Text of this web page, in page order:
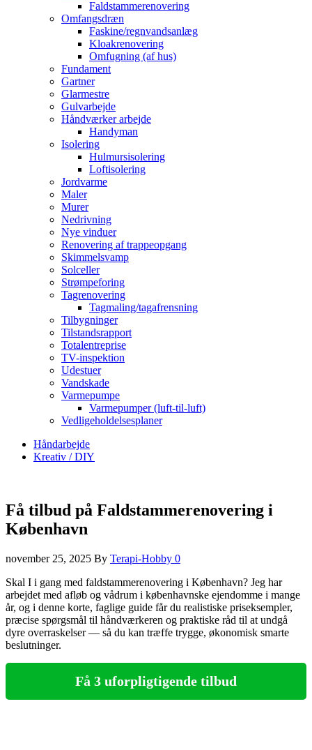
Faldstammerenovering
Omfangsdræn
Faskine/regnvandsanlæg
Kloakrenovering
Omfugning (af hus)
Fundament
Gartner
Glarmestre
Gulvarbejde
Håndværker arbejde
Handyman
Isolering
Hulmursisolering
Loftisolering
Jordvarme
Maler
Murer
Nedrivning
Nye vinduer
Renovering af trappeopgang
Skimmelsvamp
Solceller
Strømpeforing
Tagrenovering
Tagmaling/tagafrensning
Tilbygninger
Tilstandsrapport
Totalentreprise
TV-inspektion
Udestuer
Vandskade
Varmepumpe
Varmepumper (luft-til-luft)
Vedligeholdelsesplaner
Håndarbejde
Kreativ / DIY
Få tilbud på Faldstammerenovering i
København
november 25, 2025 By Terapi-Hobby 0
Skal I i gang med faldstammerenovering i København? Jeg har
arbejdet med afløb og vådrum i københavnske ejendomme i mange
år, og i denne korte, faglige guide får du realistiske priseksempler,
præcise spørgsmål til håndværkeren og praktiske råd til at undgå
dyre overraskelser — så du kan træffe trygge, økonomisk smarte
beslutninger.
Få 3 uforpligtigende tilbud